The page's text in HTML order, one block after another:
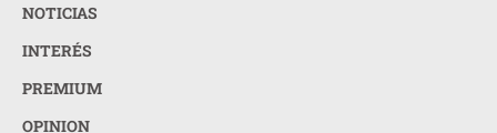
NOTICIAS
INTERÉS
PREMIUM
OPINION